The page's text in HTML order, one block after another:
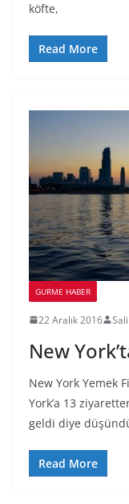
köfte,
Read More
GURME HABER
22 Aralık 2016
New
New York Yemek
York’a 13
geldi diye
Read More